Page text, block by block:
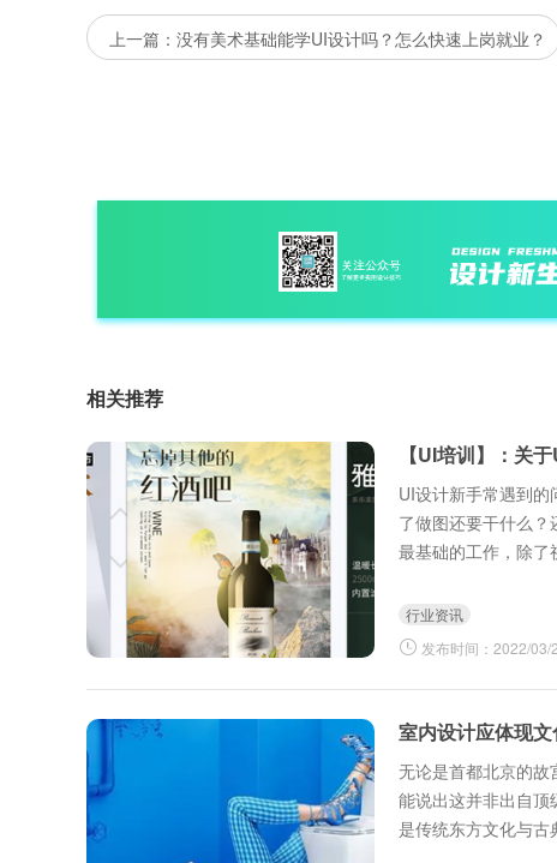
上一篇：没有美术基础能学UI设计吗？怎么快速上岗就业？
相关推荐
【UI培训】：关
UI设计新手常遇到
了做图还要干什么
最基础的工作，除
行业资讯
发布时间：2022/03/
室内设计应体现
无论是首都北京的
能说出这并非出自顶
是传统东方文化与古